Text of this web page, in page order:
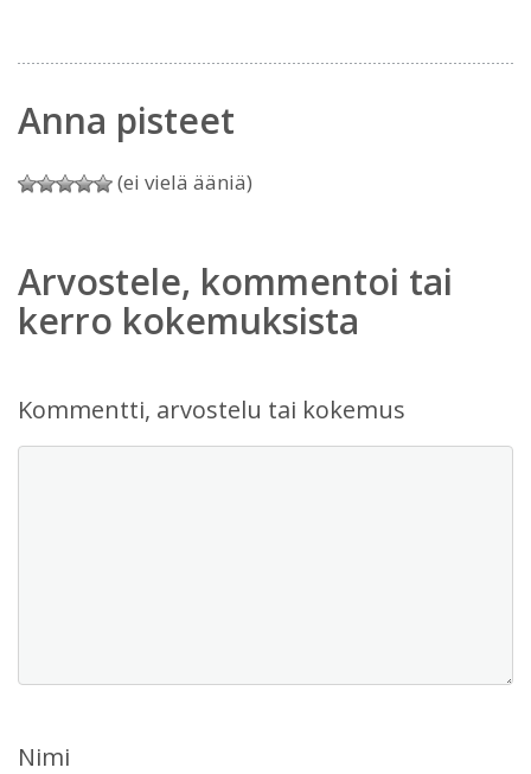
Anna pisteet
(ei vielä ääniä)
Arvostele, kommentoi tai
kerro kokemuksista
Kommentti, arvostelu tai kokemus
Nimi